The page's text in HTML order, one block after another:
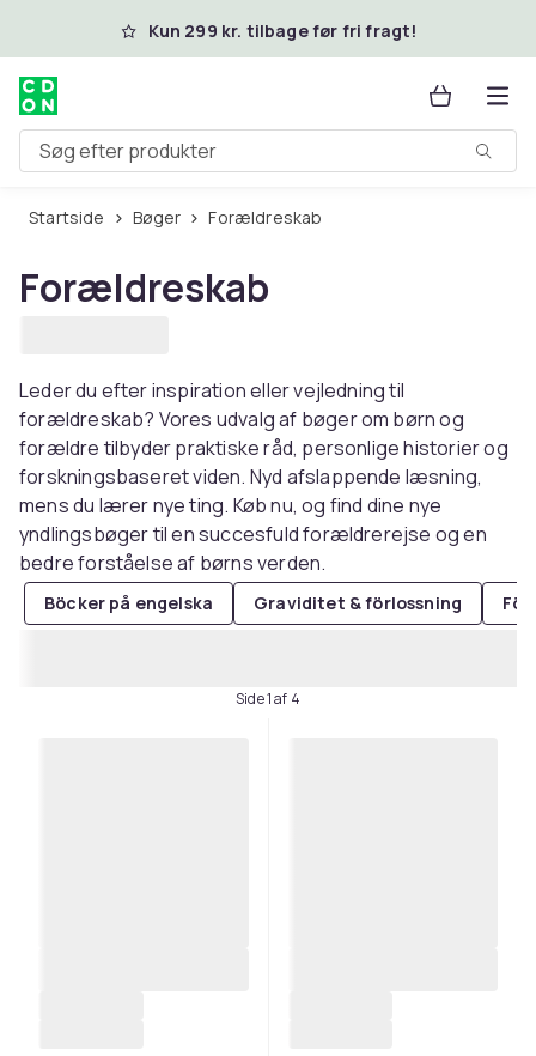
Spring til hovedindhold
Kun 299 kr. tilbage før fri fragt!
Søg efter produkter
Startside Bøger Forældreskab
Forældreskab
Leder du efter inspiration eller vejledning til
forældreskab? Vores udvalg af bøger om børn og
forældre tilbyder praktiske råd, personlige historier og
forskningsbaseret viden. Nyd afslappende læsning,
mens du lærer nye ting. Køb nu, og find dine nye
yndlingsbøger til en succesfuld forældrerejse og en
bedre forståelse af børns verden.
Böcker på engelska Graviditet & förlossning
Side 1 af 4